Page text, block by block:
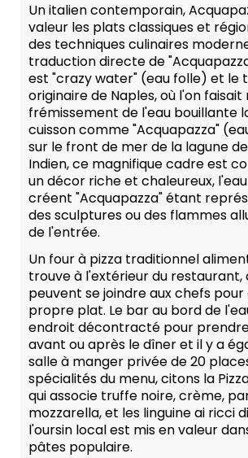
Un italien contemporain,
valeur les plats classiques et
des techniques culinaires
traduction directe de
est "crazy water" (eau folle) et le
originaire de Naples, où l'on
frémissement de l'eau bouillante
cuisson comme "Acquapazza"
sur le front de mer de la lagune
Indien, ce magnifique cadre est
un décor riche et chaleureux,
créent "Acquapazza" étant
des sculptures ou des flammes
de l'entrée.
Un four à pizza traditionnel
trouve à l'extérieur du restaurant,
peuvent se joindre aux chefs
propre plat. Le bar au bord de
endroit décontracté pour
avant ou après le dîner et il y a
salle à manger privée de 20
spécialités du menu, citons la
qui associe truffe noire, crème,
mozzarella, et les linguine ai ricci
l'oursin local est mis en valeur
pâtes populaire.